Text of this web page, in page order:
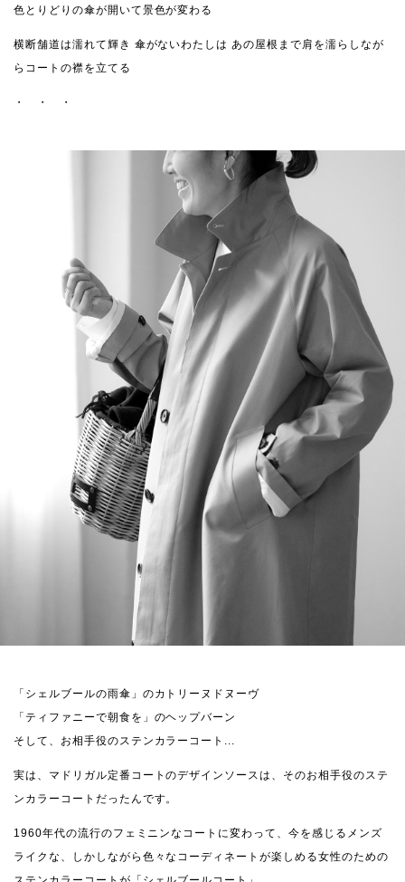
色とりどりの傘が開いて景色が変わる
横断舗道は濡れて輝き 傘がないわたしは あの屋根まで肩を濡らしなが
らコートの襟を立てる
・ ・ ・
「シェルブールの雨傘」のカトリーヌドヌーヴ
「ティファニーで朝食を」のヘップバーン
そして、お相手役のステンカラーコート...
実は、マドリガル定番コートのデザインソースは、そのお相手役のステ
ンカラーコートだったんです。
1960年代の流行のフェミニンなコートに変わって、今を感じるメンズ
ライクな、しかしながら色々なコーディネートが楽しめる女性のための